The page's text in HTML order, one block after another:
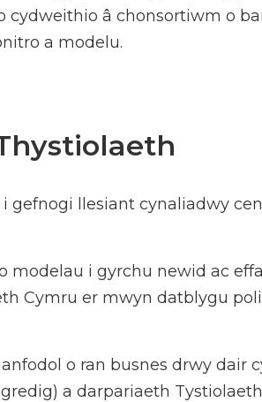
â chonsortiwm o
a modelu.
gefnogi llesiant cynaliadwy
i gyrchu newid ac
Cymru er mwyn datblygu
o ran busnes drwy dair
a darpariaeth